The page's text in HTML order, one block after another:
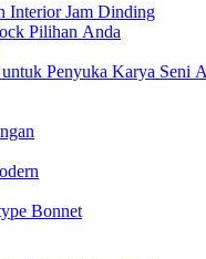
Interior Jam Dinding
Pilihan Anda
Penyuka Karya Seni
Bonnet